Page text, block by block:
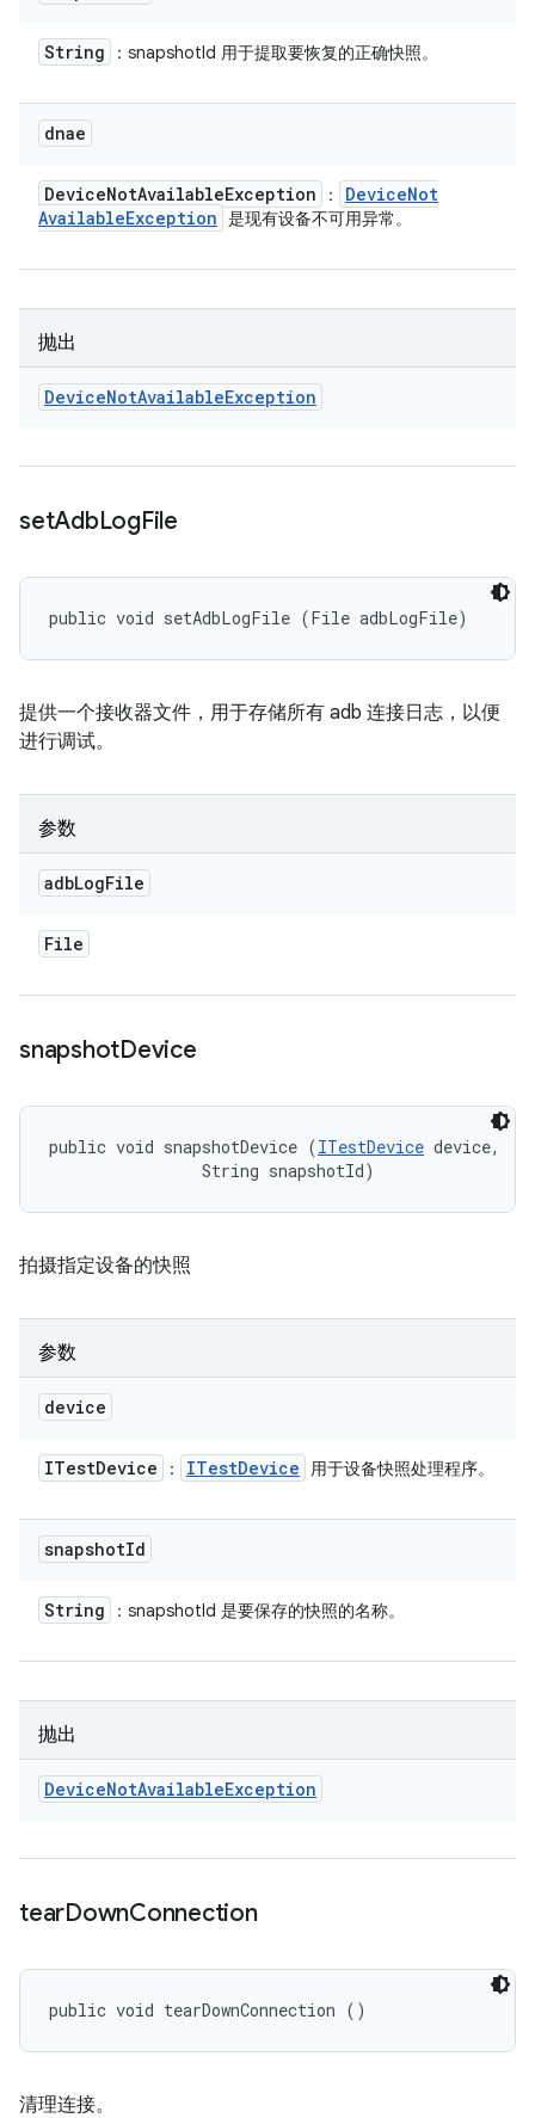
String ：snapshotId 用于提取要恢复的正确快照。
dnae
DeviceNotAvailableException ： DeviceNot
AvailableException 是现有设备不可用异常。
抛出
DeviceNotAvailableException
setAdbLogFile
public void setAdbLogFile (File adbLogFile)
提供一个接收器文件，用于存储所有 adb 连接日志，以便
进行调试。
参数
adbLogFile
File
snapshotDevice
public void snapshotDevice (ITestDevice device,
                String snapshotId)
拍摄指定设备的快照
参数
device
ITestDevice ： ITestDevice 用于设备快照处理程序。
snapshotId
String ：snapshotId 是要保存的快照的名称。
抛出
DeviceNotAvailableException
tearDownConnection
public void tearDownConnection ()
清理连接。